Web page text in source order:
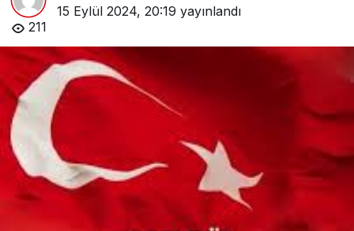
15 Eylül 2024, 20:19 yayınlandı
211